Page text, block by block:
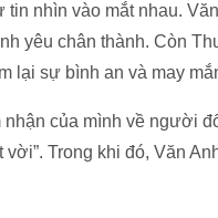
nhìn vào mắt nhau.
yêu chân thành. Còn
lại sự bình an và may
của mình về người
vời”. Trong khi đó, Văn